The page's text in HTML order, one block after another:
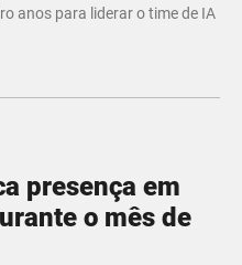
anos para liderar o time de IA
presença em
o mês de